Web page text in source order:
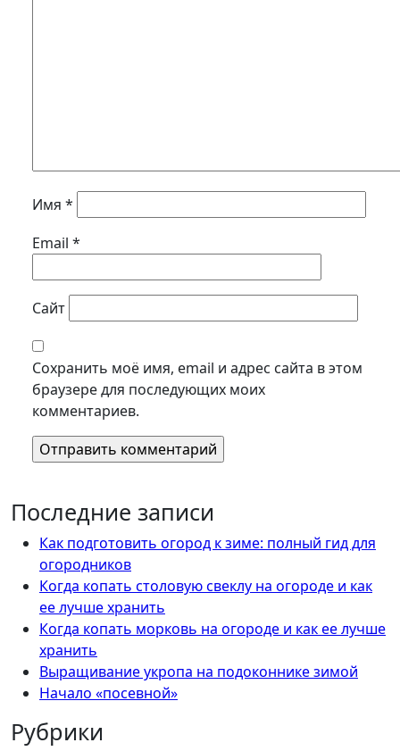
Имя *
Email *
Сайт
Сохранить моё имя, email и адрес сайта в этом
браузере для последующих моих
комментариев.
Последние записи
Как подготовить огород к зиме: полный гид для
огородников
Когда копать столовую свеклу на огороде и как
ее лучше хранить
Когда копать морковь на огороде и как ее лучше
хранить
Выращивание укропа на подоконнике зимой
Начало «посевной»
Рубрики